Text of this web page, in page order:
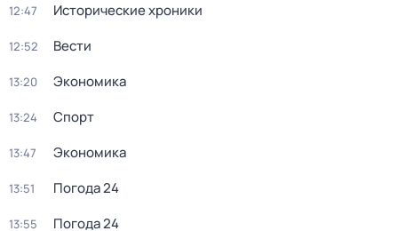
12:47 Исторические хроники
12:52 Вести
13:20 Экономика
13:24 Спорт
13:47 Экономика
13:51 Погода 24
13:55 Погода 24